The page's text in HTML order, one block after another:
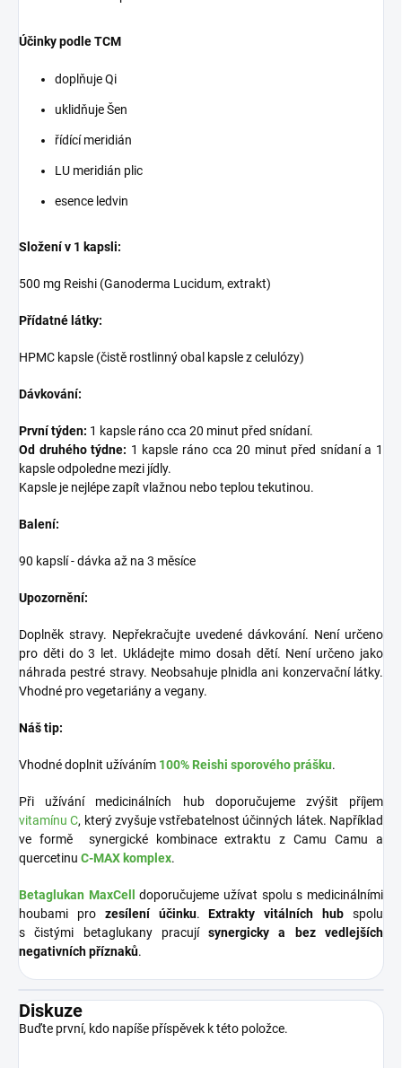
Účinky podle TCM
doplňuje Qi
uklidňuje Šen
řídící meridián
LU meridián plic
esence ledvin
Složení v 1 kapsli:
500 mg Reishi (Ganoderma Lucidum, extrakt)
Přídatné látky:
HPMC kapsle (čistě rostlinný obal kapsle z celulózy)
Dávkování:
První týden: 1 kapsle ráno cca 20 minut před snídaní.
Od druhého týdne: 1 kapsle ráno cca 20 minut před snídaní a 1
kapsle odpoledne mezi jídly.
Kapsle je nejlépe zapít vlažnou nebo teplou tekutinou.
Balení:
90 kapslí - dávka až na 3 měsíce
Upozornění:
Doplněk stravy. Nepřekračujte uvedené dávkování. Není určeno
pro děti do 3 let. Ukládejte mimo dosah dětí. Není určeno jako
náhrada pestré stravy. Neobsahuje plnidla ani konzervační látky.
Vhodné pro vegetariány a vegany.
Náš tip:
Vhodné doplnit užíváním 100% Reishi sporového prášku.
Při užívání medicinálních hub doporučujeme zvýšit příjem
vitamínu C, který zvyšuje vstřebatelnost účinných látek. Například
ve formě synergické kombinace extraktu z Camu Camu a
quercetinu C-MAX komplex.
Betaglukan MaxCell
doporučujeme užívat spolu s medicinálními
houbami pro zesílení účinku.Extrakty vitálních hub spolu
s čistými betaglukany pracujísynergicky a bez vedlejších
negativních příznaků.
Diskuze
Buďte první, kdo napíše příspěvek k této položce.